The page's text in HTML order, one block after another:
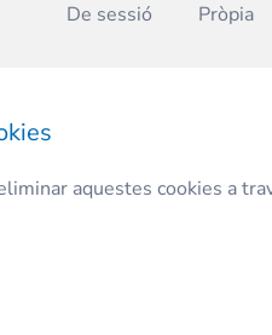
De sessió Pròpia
aquestes cookies a